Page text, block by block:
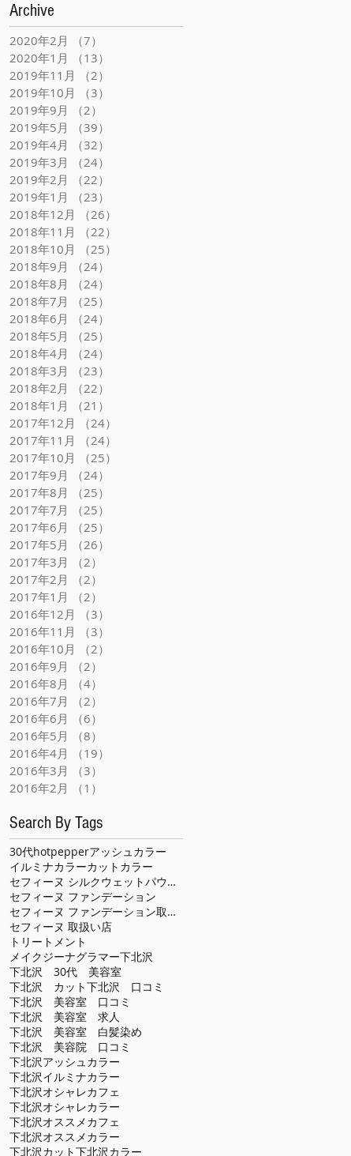
Archive
2020年2月 （7）
2020年1月
（13）
2019年11月
（2）
2019年10月
（3）
2019年9月
（2）
2019年5月
（39）
2019年4月
（32）
2019年3月
（24）
2019年2月
（22）
2019年1月
（23）
2018年12月
（26）
2018年11月
（22）
2018年10月
（25）
2018年9月
（24）
2018年8月
（24）
2018年7月
（25）
2018年6月
（24）
2018年5月
（25）
2018年4月
（24）
2018年3月
（23）
2018年2月
（22）
2018年1月
（21）
2017年12月
（24）
2017年11月
（24）
2017年10月
（25）
2017年9月
（24）
2017年8月
（25）
2017年7月
（25）
2017年6月
（25）
2017年5月
（26）
2017年3月
（2）
2017年2月
（2）
2017年1月
（2）
2016年12月
（3）
2016年11月
（3）
2016年10月
（2）
2016年9月
（2）
2016年8月
（4）
2016年7月
（2）
2016年6月
（6）
2016年5月
（8）
2016年4月
（19）
2016年3月
（3）
2016年2月
（1）
Search By Tags
30代hotpepperアッシュカラー
イルミナカラーカット カラー
セフィーヌ シルクウェットパウダー
セフィーヌ ファンデーション
セフィーヌ ファンデーション取扱い店
セフィーヌ 取扱い店
トリートメント
メイクジーナグラマー下北沢
下北沢 30代 美容室
下北沢 カット下北沢 口コミ
下北沢 美容室 口コミ
下北沢 美容室 求人
下北沢 美容室 白髪染め
下北沢 美容院 口コミ
下北沢アッシュカラー
下北沢イルミナカラー
下北沢オシャレカフェ
下北沢オシャレカラー
下北沢オススメカフェ
下北沢オススメカラー
下北沢カット下北沢カラー